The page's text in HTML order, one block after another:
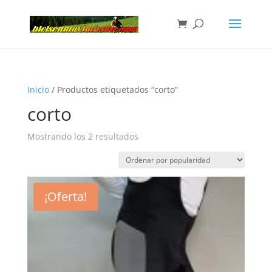
Inicio/ Productos etiquetados “corto”
corto
Mostrando los 2 resultados
¡Oferta!